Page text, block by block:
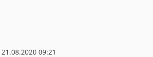
21.08.2020 09:21